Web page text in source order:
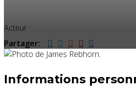
Acteur
Partager:
Informations